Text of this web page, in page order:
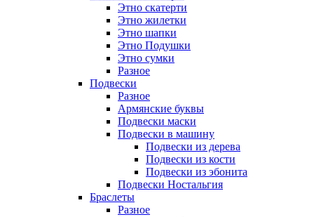
Этно скатерти
Этно жилетки
Этно шапки
Этно Подушки
Этно сумки
Разное
Подвески
Разное
Армянские буквы
Подвески маски
Подвески в машину
Подвески из дерева
Подвески из кости
Подвески из эбонита
Подвески Ностальгия
Браслеты
Разное